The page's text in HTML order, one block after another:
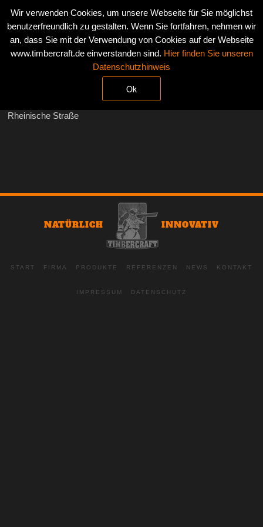
Wir verwenden Cookies, um unsere Webseite für Sie möglichst
benutzerfreundlich zu gestalten. Wenn Sie fortfahren, nehmen wir
an, dass Sie mit der Verwendung von Cookies auf der Webseite
www.timbercraft.de einverstanden sind. Hier finden Sie unseren
Datenschutzhinweis
Ok
DEUTSCH ENGLISH
Mehrfamilienhaus
Rheinische Straße
NATÜRLICH INNOVATIV
START FIRMA PRODUKTE REFERENZEN NEWS KONTAKT
IMPRESSUM DATENSCHUTZ